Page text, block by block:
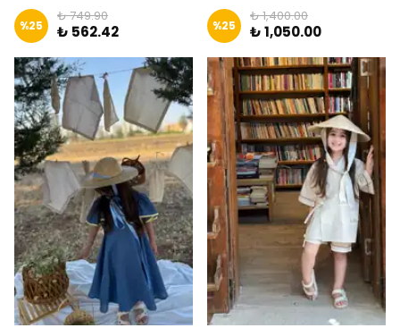
%25
₺ 749.90
₺ 562.42 %25
₺ 1,400.00
₺ 1,050.00